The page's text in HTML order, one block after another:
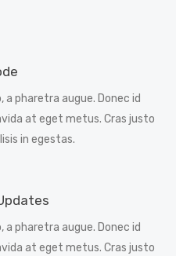
a pharetra augue. Donec id
at eget metus. Cras justo
in egestas.
a pharetra augue. Donec id
at eget metus. Cras justo